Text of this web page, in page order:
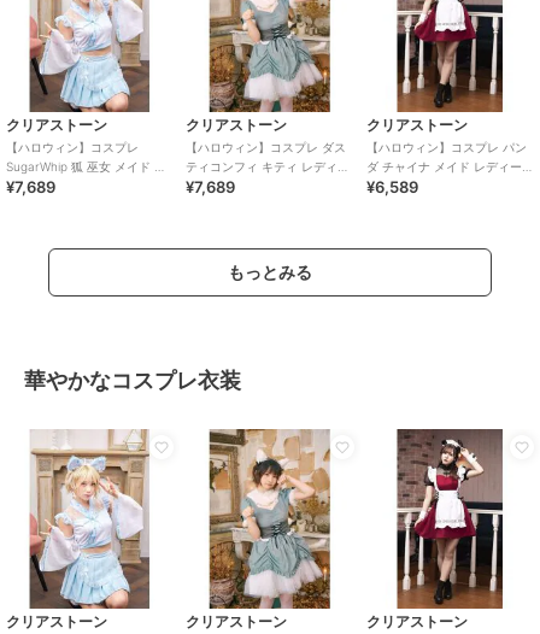
クリアストーン
【ハロウィン】コスプレ
SugarWhip 狐 巫女 メイド レ
ディース ブルー
¥7,689
クリアストーン
【ハロウィン】コスプレ ダス
ティコンフィ キティ レディー
ス サックスブルー
¥7,689
クリアストーン
【ハロウィン】コスプレ パン
ダ チャイナ メイド レディース
レッド
¥6,589
もっとみる
華やかなコスプレ衣装
クリアストーン クリアストーン クリアストーン